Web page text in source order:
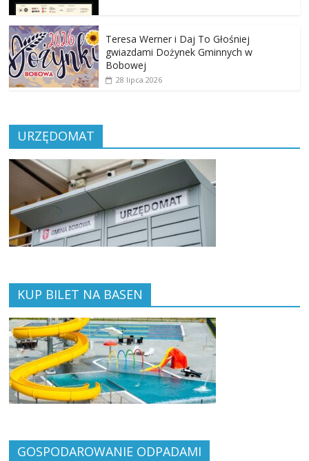
Teresa Werner i Daj To Głośniej
gwiazdami Dożynek Gminnych w
Bobowej
28 lipca 2026
URZĘDOMAT
KUP BILET NA BASEN
GOSPODAROWANIE ODPADAMI